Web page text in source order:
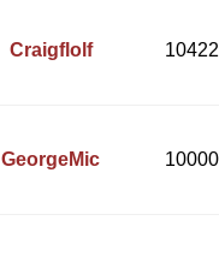
Craigflolf 10422
GeorgeMic 10000